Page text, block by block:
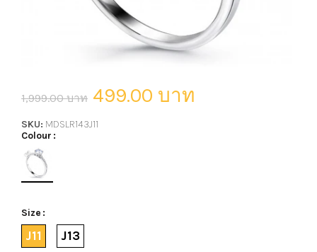
1,999.00 บาท 499.00 บาท
SKU: MDSLR143J11
Colour
Size
J11 J13